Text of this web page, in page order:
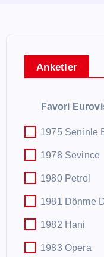
Anketler
Favori
1975 Seninle
1978 Sevince
1980 Petrol
1981 Dönme
1982 Hani
1983 Opera